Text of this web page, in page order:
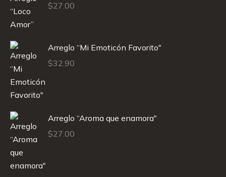
$27.00
Arreglo “Mi Emoticón Favorito"
$32.90
Arreglo “Aroma que enamora"
$27.00